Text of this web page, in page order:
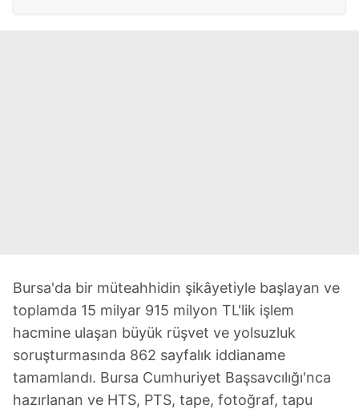
Bursa'da bir müteahhidin şikâyetiyle başlayan ve
toplamda 15 milyar 915 milyon TL'lik işlem
hacmine ulaşan büyük rüşvet ve yolsuzluk
soruşturmasında 862 sayfalık iddianame
tamamlandı. Bursa Cumhuriyet Başsavcılığı'nca
hazırlanan ve HTS, PTS, tape, fotoğraf, tapu